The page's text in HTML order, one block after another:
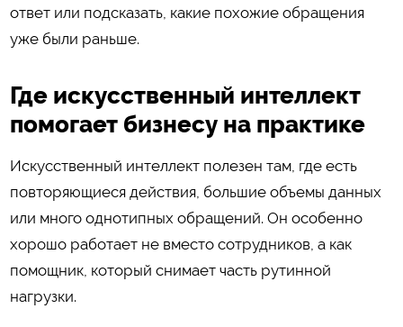
ответ или подсказать, какие похожие обращения
уже были раньше.
Где искусственный интеллект
помогает бизнесу на практике
Искусственный интеллект полезен там, где есть
повторяющиеся действия, большие объемы данных
или много однотипных обращений. Он особенно
хорошо работает не вместо сотрудников, а как
помощник, который снимает часть рутинной
нагрузки.